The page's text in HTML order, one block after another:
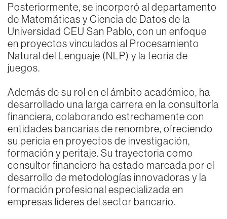
Posteriormente, se incorporó al departamento
de Matemáticas y Ciencia de Datos de la
Universidad CEU San Pablo, con un enfoque
en proyectos vinculados al Procesamiento
Natural del Lenguaje (NLP) y la teoría de
juegos.
Además de su rol en el ámbito académico, ha
desarrollado una larga carrera en la consultoría
financiera, colaborando estrechamente con
entidades bancarias de renombre, ofreciendo
su pericia en proyectos de investigación,
formación y peritaje. Su trayectoria como
consultor financiero ha estado marcada por el
desarrollo de metodologías innovadoras y la
formación profesional especializada en
empresas líderes del sector bancario.